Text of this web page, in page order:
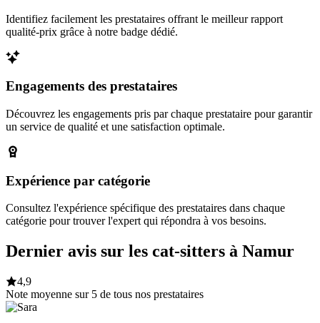
Identifiez facilement les prestataires offrant le meilleur rapport
qualité-prix grâce à notre badge dédié.
Engagements des prestataires
Découvrez les engagements pris par chaque prestataire pour garantir
un service de qualité et une satisfaction optimale.
Expérience par catégorie
Consultez l'expérience spécifique des prestataires dans chaque
catégorie pour trouver l'expert qui répondra à vos besoins.
Dernier avis sur les cat-sitters à Namur
4,9
Note moyenne sur 5 de tous nos prestataires